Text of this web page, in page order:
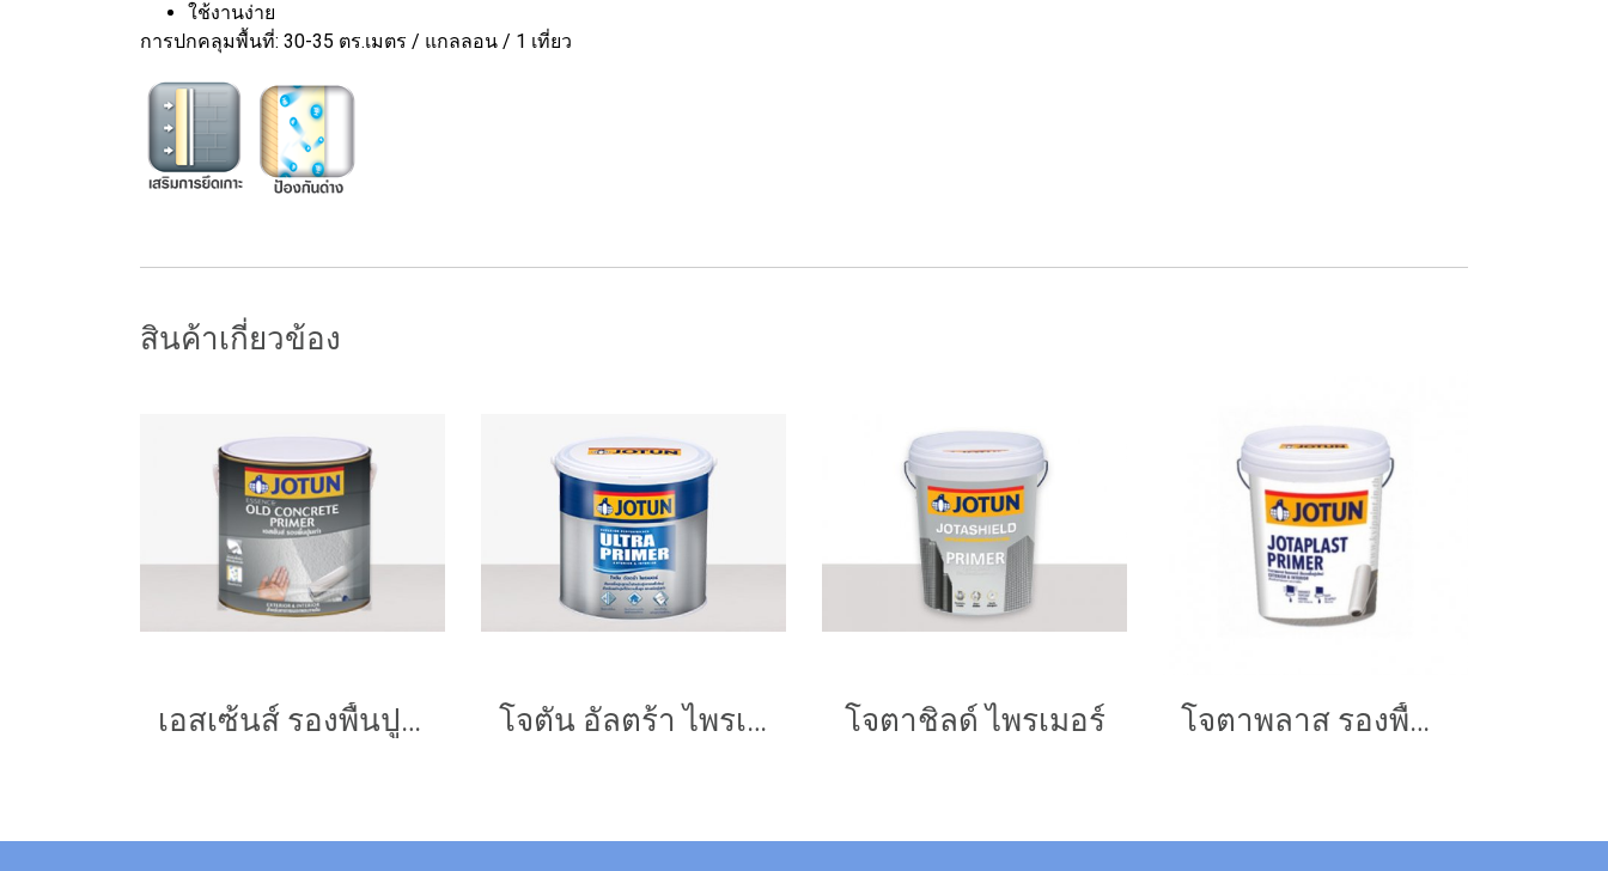
ใช้งานง่าย
การปกคลุมพื้นที่: 30-35 ตร.เมตร / แกลลอน / 1 เที่ยว
สินค้าเกี่ยวข้อง
เอสเซ้นส์ รองพื้นปูนเก่า โจตัน อัลตร้า ไพรเมอร์ โจตาชิลด์ ไพรเมอร์ โจตาพลาส รองพื้นปูนใหม่